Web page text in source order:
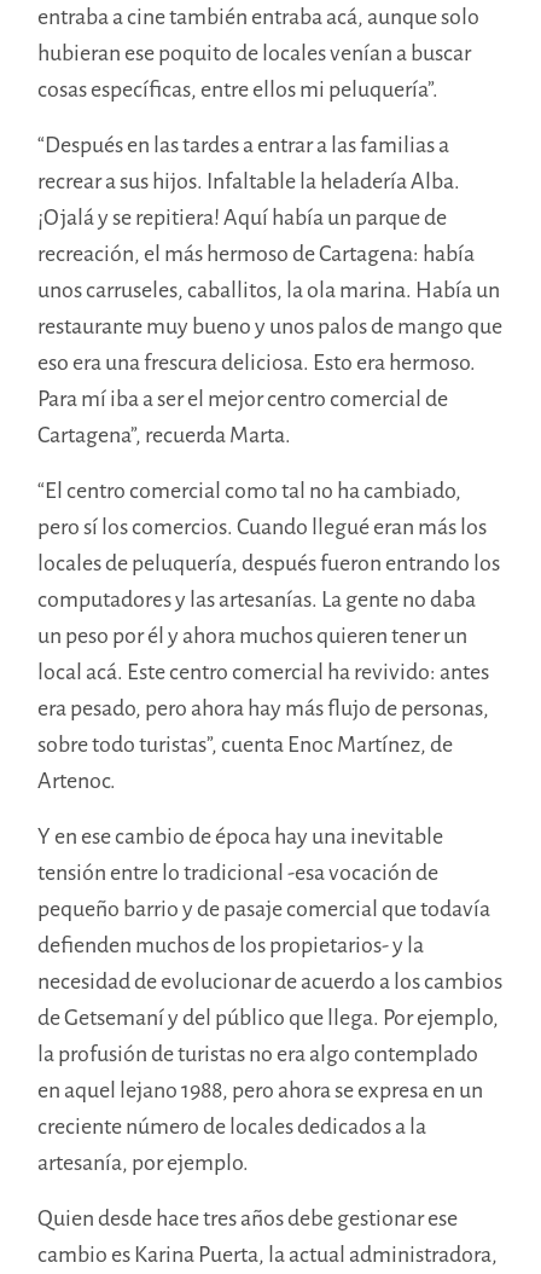
entraba a cine también entraba acá, aunque solo
hubieran ese poquito de locales venían a buscar
cosas específicas, entre ellos mi peluquería”.
“Después en las tardes a entrar a las familias a
recrear a sus hijos. Infaltable la heladería Alba.
¡Ojalá y se repitiera!Aquí había un parque de
recreación, el más hermoso de Cartagena: había
unos carruseles, caballitos, la ola marina. Había un
restaurante muy bueno y unos palos de mango que
eso era una frescura deliciosa. Esto era hermoso.
Para mí iba a ser el mejor centro comercial de
Cartagena”, recuerda Marta.
“El centro comercial como tal no ha cambiado,
pero sí los comercios. Cuando llegué eran más los
locales de peluquería, después fueron entrando los
computadores y las artesanías. La gente no daba
un peso por él y ahora muchos quieren tener un
local acá. Este centro comercial ha revivido: antes
era pesado, pero ahora hay más flujo de personas,
sobre todo turistas”, cuenta Enoc Martínez, de
Artenoc.
Y en ese cambio de época hay una inevitable
tensión entre lo tradicional -esa vocación de
pequeño barrio y de pasaje comercial que todavía
defienden muchos de los propietarios- y la
necesidad de evolucionar de acuerdo a los cambios
de Getsemaní y del público que llega. Por ejemplo,
la profusión de turistas no era algo contemplado
en aquel lejano 1988, pero ahora se expresa en un
creciente número de locales dedicados a la
artesanía, por ejemplo.
Quien desde hace tres años debe gestionar ese
cambio es Karina Puerta, la actual administradora,